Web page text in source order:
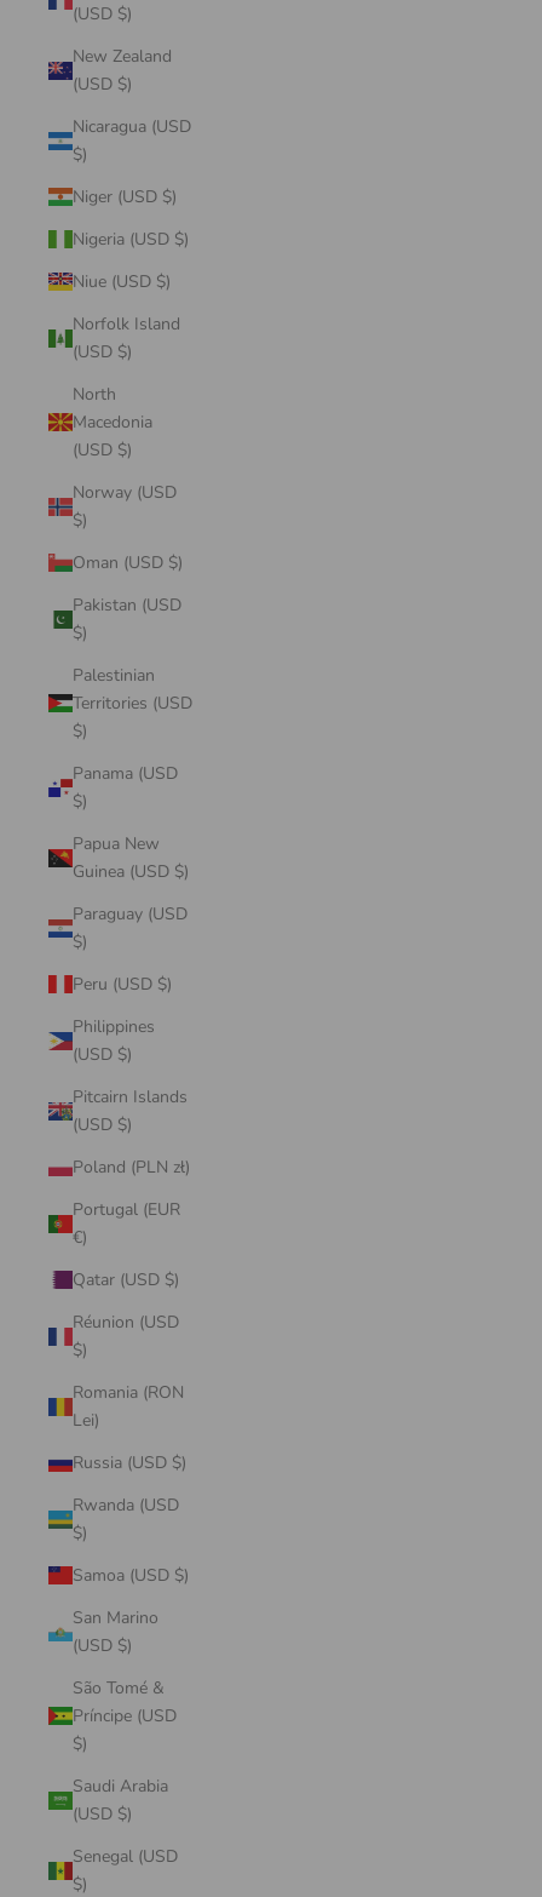
(USD $)
New Zealand
(USD $)
Nicaragua (USD
$)
Niger (USD $)
Nigeria (USD $)
Niue (USD $)
Norfolk Island
(USD $)
North
Macedonia
(USD $)
Norway (USD
$)
Oman (USD $)
Pakistan (USD
$)
Palestinian
Territories (USD
$)
Panama (USD
$)
Papua New
Guinea (USD $)
Paraguay (USD
$)
Peru (USD $)
Philippines
(USD $)
Pitcairn Islands
(USD $)
Poland (PLN zł)
Portugal (EUR
€)
Qatar (USD $)
Réunion (USD
$)
Romania (RON
Lei)
Russia (USD $)
Rwanda (USD
$)
Samoa (USD $)
San Marino
(USD $)
São Tomé &
Príncipe (USD
$)
Saudi Arabia
(USD $)
Senegal (USD
$)